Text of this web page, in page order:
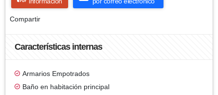
Compartir
Características internas
Armarios Empotrados
Baño en habitación principal